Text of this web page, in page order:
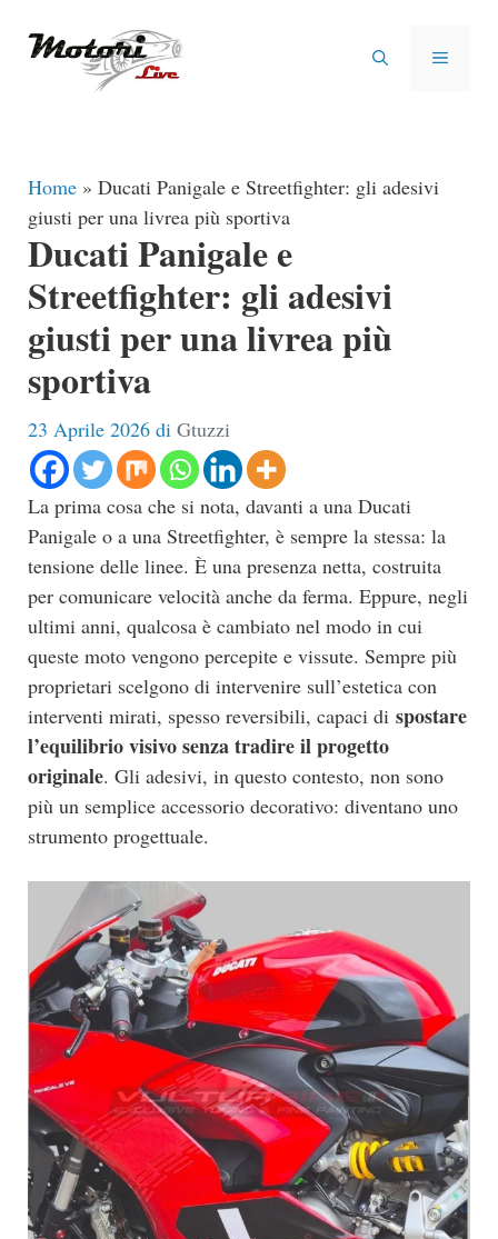
MENU
Home » Ducati Panigale e Streetfighter: gli adesivi
giusti per una livrea più sportiva
Ducati Panigale e
Streetfighter: gli adesivi
giusti per una livrea più
sportiva
23 Aprile 2026 di Gtuzzi
La prima cosa che si nota, davanti a una Ducati
Panigale o a una Streetfighter, è sempre la stessa: la
tensione delle linee. È una presenza netta, costruita
per comunicare velocità anche da ferma. Eppure, negli
ultimi anni, qualcosa è cambiato nel modo in cui
queste moto vengono percepite e vissute. Sempre più
proprietari scelgono di intervenire sull’estetica con
interventi mirati, spesso reversibili, capaci di spostare
l’equilibrio visivo senza tradire il progetto
originale. Gli adesivi, in questo contesto, non sono
più un semplice accessorio decorativo: diventano uno
strumento progettuale.